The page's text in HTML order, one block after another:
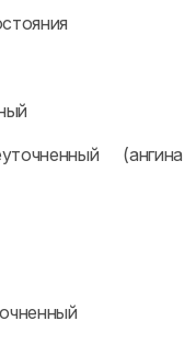
(ангина